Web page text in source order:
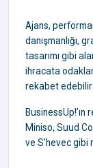
Ajans,
danışmanlığı,
tasarımı gibi
ihracata
rekabet
BusinessUp!’ın
Miniso, Suud
ve S’hevec gibi